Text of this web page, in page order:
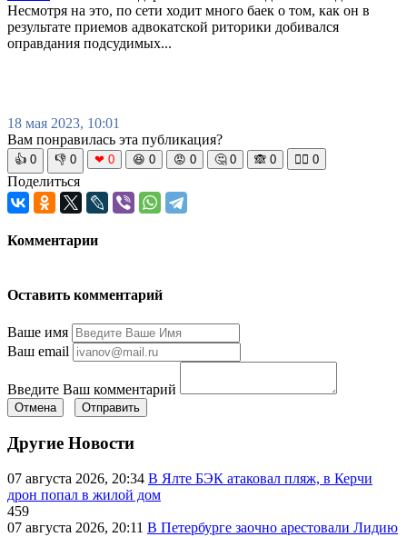
Несмотря на это, по сети ходит много баек о том, как он в
результате приемов адвокатской риторики добивался
оправдания подсудимых...
18 мая 2023, 10:01
Вам понравилась эта публикация?
👍 0 👎 0 ❤ 0 😆 0 😡 0 🤔 0 🙈 0 🧘‍♀️ 0
Поделиться
Комментарии
Оставить комментарий
Ваше имя
Ваш email
Введите Ваш комментарий
Отмена Отправить
Другие Новости
07 августа 2026, 20:34 В Ялте БЭК атаковал пляж, в Керчи
дрон попал в жилой дом
459
07 августа 2026, 20:11 В Петербурге заочно арестовали Лидию